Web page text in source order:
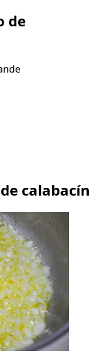
de
calabacín